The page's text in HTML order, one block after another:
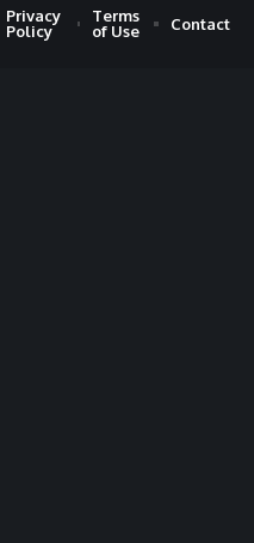
Privacy
Policy
Terms
of Use
Contact